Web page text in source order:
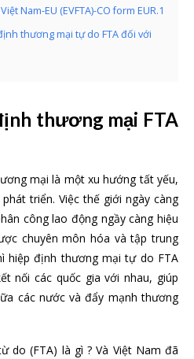
Nam-EU (EVFTA)-CO form EUR.1
thương mại tự do FTA đối với
thương mại FTA
mại là một xu hướng tất yếu,
triển. Việc thế giới ngày càng
công lao động ngầy càng hiệu
chuyên môn hóa và tập trung
hiệp định thương mại tự do FTA
nối các quốc gia với nhau, giúp
các nước và đẩy mạnh thương
do (FTA) là gì ? Và Việt Nam đã